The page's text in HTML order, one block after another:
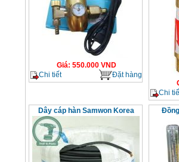
Giá: 550.000VND
Chi tiết
Đặt hàng
Chi
Dây cáp hàn Samwon Korea